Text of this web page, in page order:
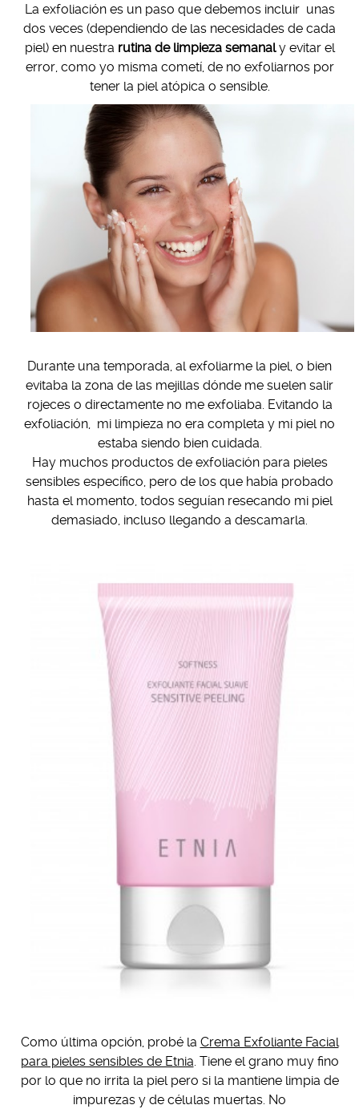
La exfoliación es un paso que debemos incluir unas
dos veces (dependiendo de las necesidades de cada
piel) en nuestra rutina de limpieza semanaly evitar el
error, como yo misma cometí, de no exfoliarnos por
tener la piel atópica o sensible.
Durante una temporada, al exfoliarme la piel, o bien
evitaba la zona de las mejillas dónde me suelen salir
rojeces o directamente no me exfoliaba. Evitando la
exfoliación, mi limpieza no era completa y mi piel no
estaba siendo bien cuidada.
Hay muchos productos de exfoliación para pieles
sensibles específico, pero de los que había probado
hasta el momento, todos seguían resecando mi piel
demasiado, incluso llegando a descamarla.
Como última opción, probé la Crema Exfoliante Facial
para pieles sensibles de Etnia. Tiene el grano muy fino
por lo que no irrita la piel pero si la mantiene limpia de
impurezas y de células muertas. No